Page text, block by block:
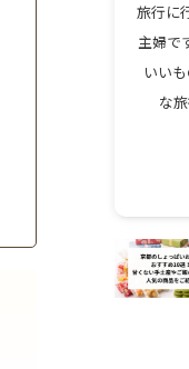
旅行に
主婦で
いい
な